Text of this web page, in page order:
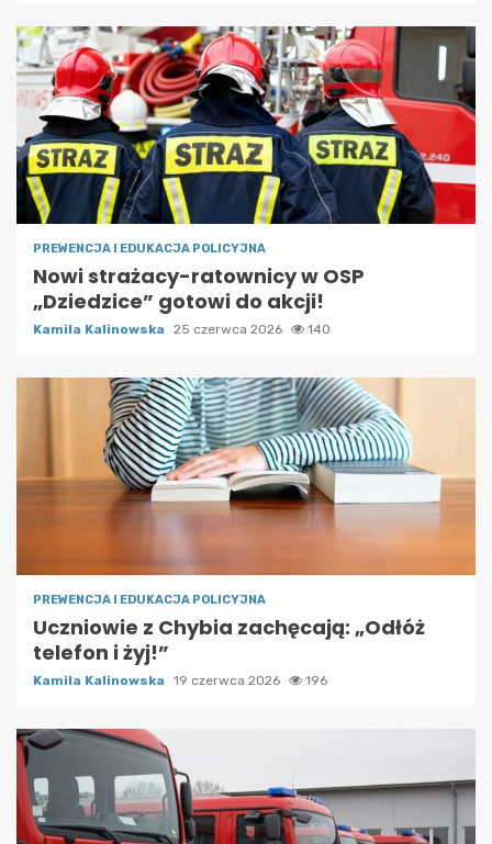
PREWENCJA I EDUKACJA POLICYJNA
Nowi strażacy-ratownicy w OSP
„Dziedzice” gotowi do akcji!
Kamila Kalinowska 25 czerwca 2026 140
PREWENCJA I EDUKACJA POLICYJNA
Uczniowie z Chybia zachęcają: „Odłóż
telefon i żyj!”
Kamila Kalinowska 19 czerwca 2026 196